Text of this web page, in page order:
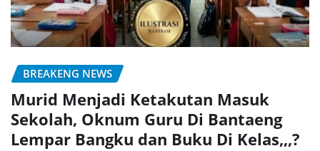
BREAKENG NEWS
Murid Menjadi Ketakutan Masuk
Sekolah, Oknum Guru Di Bantaeng
Lempar Bangku dan Buku Di Kelas,,,?